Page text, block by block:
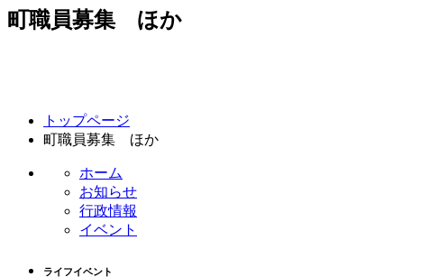
町職員募集 ほか
トップページ
町職員募集 ほか
ホーム
お知らせ
行政情報
イベント
ライフイベント